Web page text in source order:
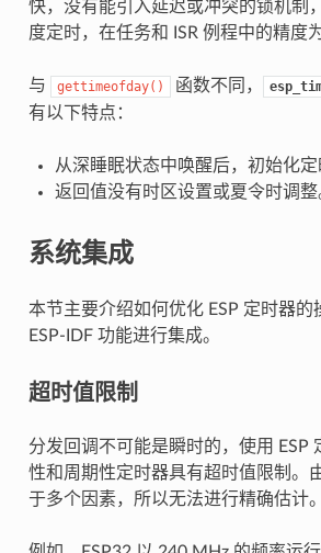
快，没有能引入延迟或冲突的锁机制
度定时，在任务和 ISR 例程中的精度
与 gettimeofday() 函数不同，
有以下特点：
从深睡眠状态中唤醒后，初始化定
返回值没有时区设置或夏令时调整
系统集成
本节主要介绍如何优化 ESP 定时器的
ESP-IDF 功能进行集成。
超时值限制
分发回调不可能是瞬时的，使用 ESP
性和周期性定时器具有超时值限制。
于多个因素，所以无法进行精确估计。